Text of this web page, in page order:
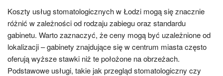
Koszty usług stomatologicznych w Łodzi mogą się znacznie
różnić w zależności od rodzaju zabiegu oraz standardu
gabinetu. Warto zaznaczyć, że ceny mogą być uzależnione od
lokalizacji – gabinety znajdujące się w centrum miasta często
oferują wyższe stawki niż te położone na obrzeżach.
Podstawowe usługi, takie jak przegląd stomatologiczny czy